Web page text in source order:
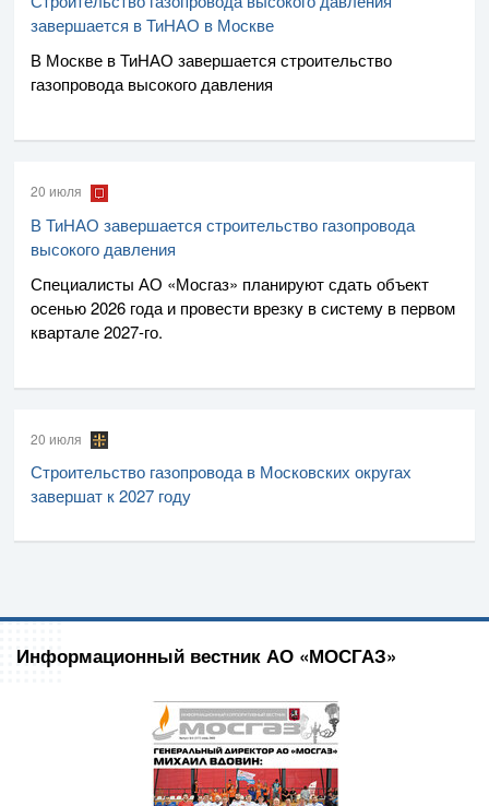
завершается в ТиНАО в Москве
В Москве в ТиНАО завершается строительство
газопровода высокого давления
20 июля
В ТиНАО завершается строительство газопровода
высокого давления
Специалисты АО «Мосгаз» планируют сдать объект
осенью 2026 года и провести врезку в систему в первом
квартале2027-го.
20 июля
Строительство газопровода в Московских округах
завершат к 2027 году
Информационный вестник АО «МОСГАЗ»